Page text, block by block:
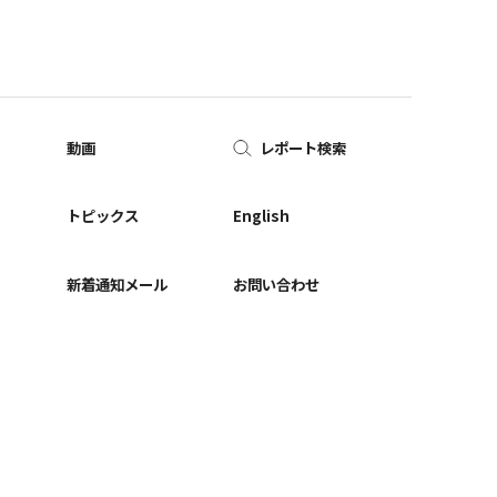
動画
トピックス
新着通知メール
レポート検索
English
お問い合わせ